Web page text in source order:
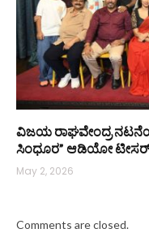
ವಿಜಯ ರಾಘವೇಂದ್ರ
ಸಿಂಧೂರ” ಆಡಿಯೋ
May 2, 2026
Comments are closed.